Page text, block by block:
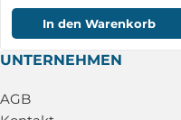
In den Warenkorb
UNTERNEHMEN
AGB